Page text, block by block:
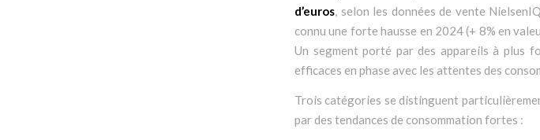
d’euros, selon les données de vente
connu une forte hausse en 2024 (+ 8% en
Un segment porté par des appareils à plus
efficaces en phase avec les attentes des
Trois catégories se distinguent
par des tendances de consommation fortes :